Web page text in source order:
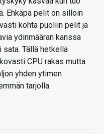
Ehkäpä pelit on silloin
kohta puoliin pelit ja
ydinmäärän kanssa
Tällä hetkellä
CPU rakas mutta
yhden ytimen
tarjolla.